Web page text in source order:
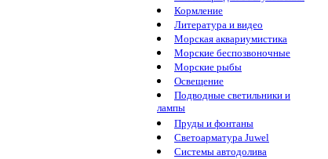
Кормление
Литература и видео
Морская аквариумистика
Морские беспозвоночные
Морские рыбы
Освещение
Подводные светильники и
лампы
Пруды и фонтаны
Светоарматура Juwel
Системы автодолива